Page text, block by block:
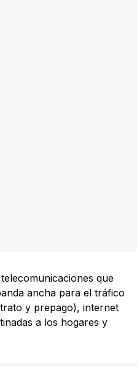
que
ancha para el tráfico
y prepago), internet
a los hogares y